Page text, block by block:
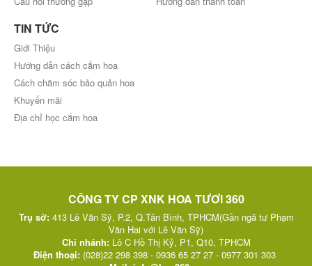
TIN TỨC
Giới Thiệu
Hướng dẫn cách cắm hoa
Cách chăm sóc bảo quản hoa
Khuyến mãi
Địa chỉ học cắm hoa
CÔNG TY CP XNK HOA TƯƠI 360
Trụ sở:413 Lê Văn Sỹ, P.2, Q.Tân Bình, TPHCM(Gần ngã tư Phạm
Văn Hai với Lê Văn Sỹ)
Chi nhánh:Lô C Hồ Thị Kỷ, P1, Q10, TPHCM
Điện thoại: (028)22 298 398 - 0936 65 27 27 - 0977 301 303